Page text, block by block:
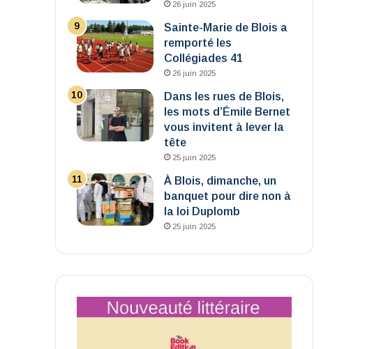
26 juin 2025
Sainte-Marie de Blois a
remporté les
Collégiades 41
26 juin 2025
Dans les rues de Blois,
les mots d’Émile Bernet
vous invitent à lever la
tête
25 juin 2025
À Blois, dimanche, un
banquet pour dire non à
la loi Duplomb
25 juin 2025